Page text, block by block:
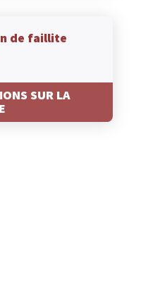
de faillite
SUR LA